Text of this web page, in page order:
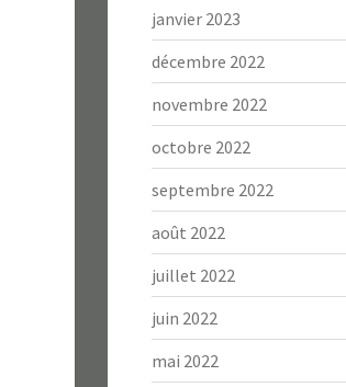
janvier 2023
décembre 2022
novembre 2022
octobre 2022
septembre 2022
août 2022
juillet 2022
juin 2022
mai 2022